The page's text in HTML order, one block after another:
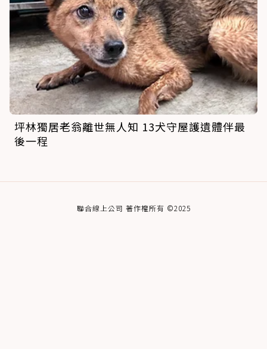
坪林獨居老翁離世無人知 13犬守屋護遺體伴最
後一程
聯合線上公司 著作權所有 ©2025